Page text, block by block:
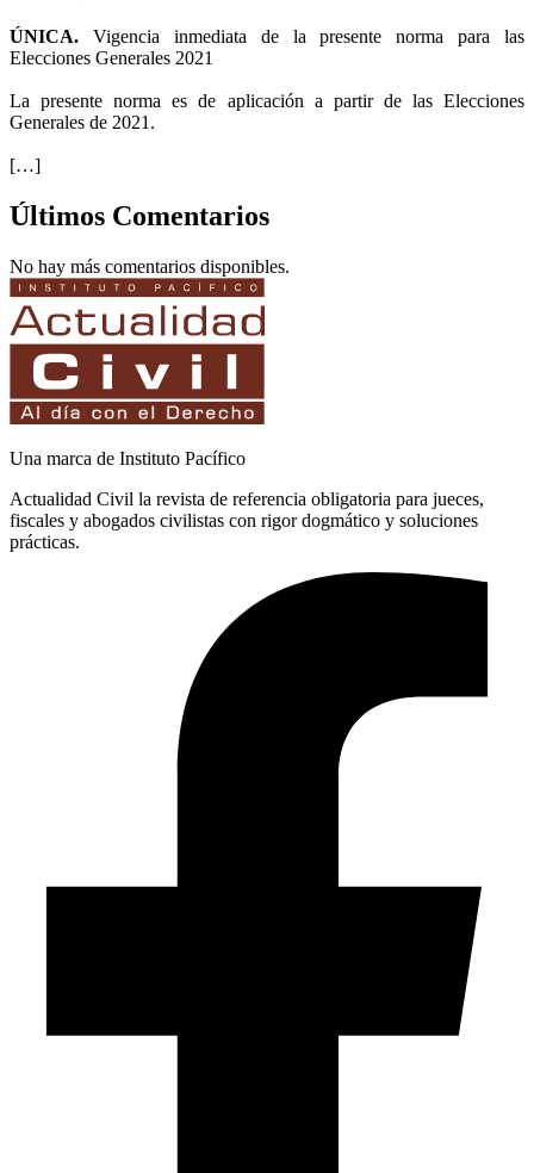
ÚNICA. Vigencia inmediata de la presente norma para las
Elecciones Generales 2021
La presente norma es de aplicación a partir de las Elecciones
Generales de 2021.
[…]
Últimos Comentarios
No hay más comentarios disponibles.
Una marca de Instituto Pacífico
Actualidad Civil la revista de referencia obligatoria para jueces,
fiscales y abogados civilistas con rigor dogmático y soluciones
prácticas.